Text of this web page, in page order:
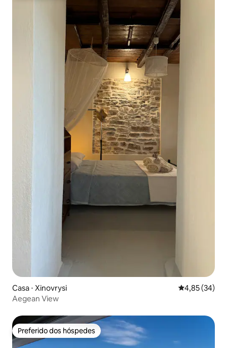
Casa ⋅ Xinovrysi 4,85 de uma
4,85 (34)
Aegean View
Preferido dos hóspedes
Preferido dos hóspedes